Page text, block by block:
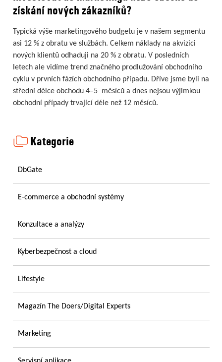
získání nových zákazníků?
Typická výše marketingového budgetu je v našem segmentu
asi 12 % z obratu ve službách. Celkem náklady na akvizici
nových klientů odhaduji na 20 % z obratu. V posledních
letech ale vidíme trend značného prodlužování obchodního
cyklu v prvních fázích obchodního případu. Dříve jsme byli na
střední délce obchodu 4–5 měsíců a dnes nejsou výjimkou
obchodní případy trvající déle než 12 měsíců.
Kategorie
DbGate
E-commerce a obchodní systémy
Konzultace a analýzy
Kyberbezpečnost a cloud
Lifestyle
Magazín The Doers/Digital Experts
Marketing